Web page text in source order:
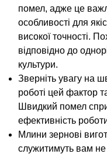
помел, адже це
особливості для
високої точності.
відповідно до
культури.
Зверніть увагу на
роботі цей фактор
Швидкий помел
ефективність
Млини зернові
служитимуть вам не